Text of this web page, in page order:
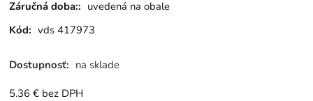
Záručná doba:: uvedená na obale
Kód: vds 417973
Dostupnosť: na sklade
5.36 € bez DPH